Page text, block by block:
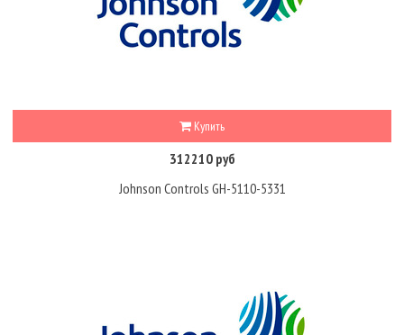
Купить
312210 руб
Johnson Controls GH-5110-5331